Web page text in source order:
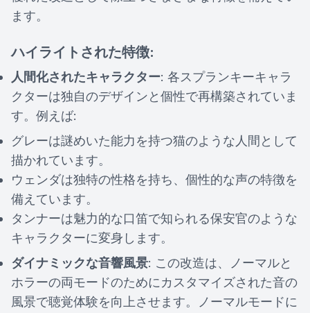
ます。
ハイライトされた特徴:
人間化されたキャラクター: 各スプランキーキャラ
クターは独自のデザインと個性で再構築されていま
す。例えば:
グレーは謎めいた能力を持つ猫のような人間として
描かれています。
ウェンダは独特の性格を持ち、個性的な声の特徴を
備えています。
タンナーは魅力的な口笛で知られる保安官のような
キャラクターに変身します。
ダイナミックな音響風景: この改造は、ノーマルと
ホラーの両モードのためにカスタマイズされた音の
風景で聴覚体験を向上させます。ノーマルモードに